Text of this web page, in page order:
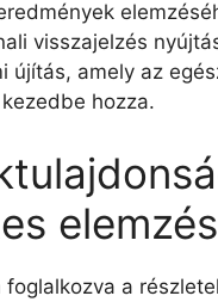
visszajelzés
újítás, amely az
hozza.
foglalkozva a